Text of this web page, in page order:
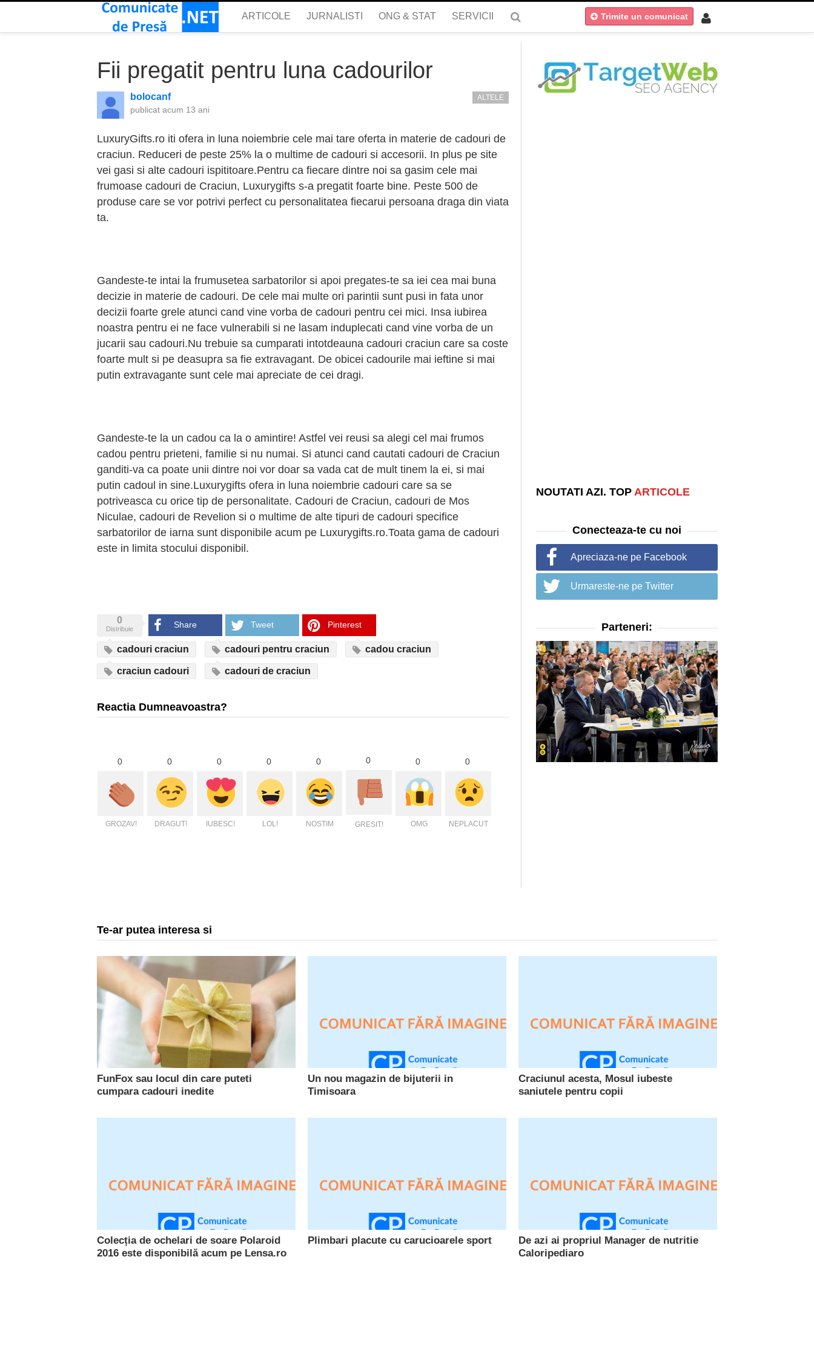
ARTICOLE JURNALISTI ONG & STAT SERVICII Trimite un comunicat
Fii pregatit pentru luna cadourilor
bolocanf
publicat acum 13 ani
ALTELE
LuxuryGifts.ro iti ofera in luna noiembrie cele mai tare oferta in materie de cadouri de
craciun. Reduceri de peste 25% la o multime de cadouri si accesorii. In plus pe site
vei gasi si alte cadouri ispititoare.Pentru ca fiecare dintre noi sa gasim cele mai
frumoase cadouri de Craciun, Luxurygifts s-a pregatit foarte bine. Peste 500 de
produse care se vor potrivi perfect cu personalitatea fiecarui persoana draga din viata
ta.
Gandeste-te intai la frumusetea sarbatorilor si apoi pregates-te sa iei cea mai buna
decizie in materie de cadouri. De cele mai multe ori parintii sunt pusi in fata unor
decizii foarte grele atunci cand vine vorba de cadouri pentru cei mici. Insa iubirea
noastra pentru ei ne face vulnerabili si ne lasam induplecati cand vine vorba de un
jucarii sau cadouri.Nu trebuie sa cumparati intotdeauna cadouri craciun care sa coste
foarte mult si pe deasupra sa fie extravagant. De obicei cadourile mai ieftine si mai
putin extravagante sunt cele mai apreciate de cei dragi.
Gandeste-te la un cadou ca la o amintire! Astfel vei reusi sa alegi cel mai frumos
cadou pentru prieteni, familie si nu numai. Si atunci cand cautati cadouri de Craciun
ganditi-va ca poate unii dintre noi vor doar sa vada cat de mult tinem la ei, si mai
putin cadoul in sine.Luxurygifts ofera in luna noiembrie cadouri care sa se
potriveasca cu orice tip de personalitate. Cadouri de Craciun, cadouri de Mos
Niculae, cadouri de Revelion si o multime de alte tipuri de cadouri specifice
sarbatorilor de iarna sunt disponibile acum pe Luxurygifts.ro.Toata gama de cadouri
este in limita stocului disponibil.
0
Distribuie Share Tweet Pinterest
cadouri craciun cadouri pentru craciun cadou craciun
craciun cadouri cadouri de craciun
Reactia Dumneavoastra?
0
GROZAV!
0
DRAGUT!
0
IUBESC!
0
LOL!
0
NOSTIM
0
GRESIT!
0
OMG
0
NEPLACUT
NOUTATI AZI. TOP ARTICOLE
Conecteaza-te cu noi
Apreciaza-ne pe Facebook
Urmareste-ne pe Twitter
Parteneri:
Te-ar putea interesa si
FunFox sau locul din care puteti
cumpara cadouri inedite
Un nou magazin de bijuterii in
Timisoara
Craciunul acesta, Mosul iubeste
saniutele pentru copii
Colecția de ochelari de soare Polaroid
2016 este disponibilă acum pe Lensa.ro
Plimbari placute cu carucioarele sport
De azi ai propriul Manager de nutritie
Caloripediaro